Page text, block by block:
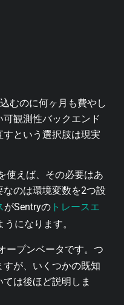
むのに何ヶ月も費やし
観測性バックエンド
という選択肢は現実
使えば、その必要はあ
のは環境変数を2つ設
がSentryの トレースエ
になります。
ープンベータです。つ
が、いくつかの既知
は後ほど説明しま